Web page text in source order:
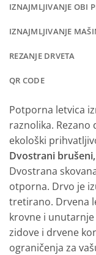
IZNAJMLJIVANJE OBI
IZNAJMLJIVANJE
REZANJE DRVETA
QR CODE
Potporna letvica
raznolika. Rezano
ekološki
Dvostrani
Dvostrana
otporna. Drvo je
tretirano. Drvena
krovne i
zidove i drvene
ograničenja za